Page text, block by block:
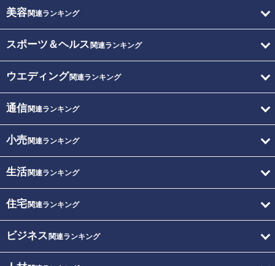
美容関連ランキング
スポーツ＆ヘルス 関連ランキング
ウエディング関連ランキング
通信関連ランキング
小売関連ランキング
生活関連ランキング
住宅関連ランキング
ビジネス 関連ランキング